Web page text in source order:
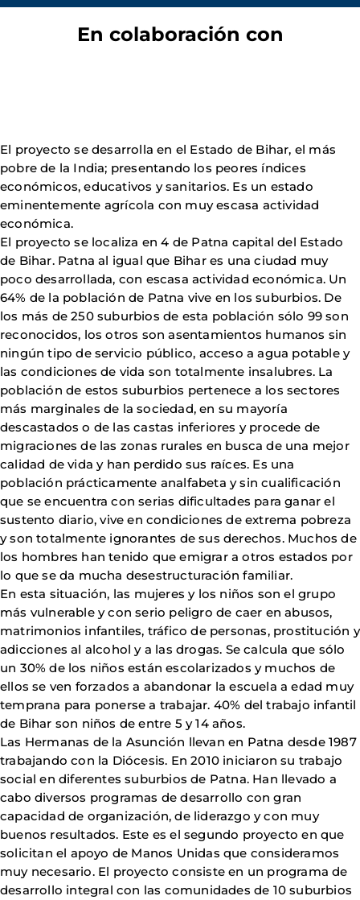
En colaboración con
El proyecto se desarrolla en el Estado de Bihar, el más
pobre de la India; presentando los peores índices
económicos, educativos y sanitarios. Es un estado
eminentemente agrícola con muy escasa actividad
económica.
El proyecto se localiza en 4 de Patna capital del Estado
de Bihar. Patna al igual que Bihar es una ciudad muy
poco desarrollada, con escasa actividad económica. Un
64% de la población de Patna vive en los suburbios. De
los más de 250 suburbios de esta población sólo 99 son
reconocidos, los otros son asentamientos humanos sin
ningún tipo de servicio público, acceso a agua potable y
las condiciones de vida son totalmente insalubres. La
población de estos suburbios pertenece a los sectores
más marginales de la sociedad, en su mayoría
descastados o de las castas inferiores y procede de
migraciones de las zonas rurales en busca de una mejor
calidad de vida y han perdido sus raíces. Es una
población prácticamente analfabeta y sin cualificación
que se encuentra con serias dificultades para ganar el
sustento diario, vive en condiciones de extrema pobreza
y son totalmente ignorantes de sus derechos. Muchos de
los hombres han tenido que emigrar a otros estados por
lo que se da mucha desestructuración familiar.
En esta situación, las mujeres y los niños son el grupo
más vulnerable y con serio peligro de caer en abusos,
matrimonios infantiles, tráfico de personas, prostitución y
adicciones al alcohol y a las drogas. Se calcula que sólo
un 30% de los niños están escolarizados y muchos de
ellos se ven forzados a abandonar la escuela a edad muy
temprana para ponerse a trabajar. 40% del trabajo infantil
de Bihar son niños de entre 5 y 14 años.
Las Hermanas de la Asunción llevan en Patna desde 1987
trabajando con la Diócesis. En 2010 iniciaron su trabajo
social en diferentes suburbios de Patna. Han llevado a
cabo diversos programas de desarrollo con gran
capacidad de organización, de liderazgo y con muy
buenos resultados. Este es el segundo proyecto en que
solicitan el apoyo de Manos Unidas que consideramos
muy necesario. El proyecto consiste en un programa de
desarrollo integral con las comunidades de 10 suburbios